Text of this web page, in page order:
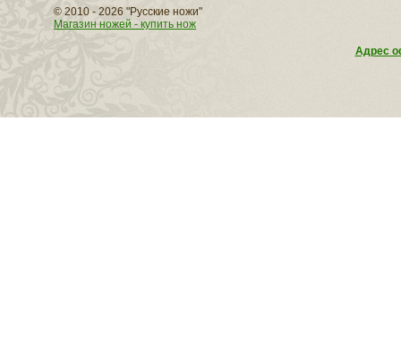
© 2010 - 2026 "Русские ножи"
Магазин ножей - купить нож
Адрес